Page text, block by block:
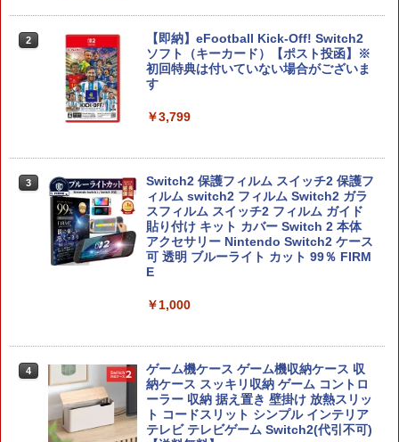
2
【即納】eFootball Kick-Off! Switch2
ソフト（キーカード）【ポスト投函】※
初回特典は付いていない場合がございま
す
￥3,799
3
Switch2 保護フィルム スイッチ2 保護フ
ィルム switch2 フィルム Switch2 ガラ
スフィルム スイッチ2 フィルム ガイド
貼り付け キット カバー Switch 2 本体
アクセサリー Nintendo Switch2 ケース
可 透明 ブルーライト カット 99％ FIRM
E
￥1,000
4
ゲーム機ケース ゲーム機収納ケース 収
納ケース スッキリ収納 ゲーム コントロ
ーラー 収納 据え置き 壁掛け 放熱スリッ
ト コードスリット シンプル インテリア
テレビ テレビゲーム Switch2(代引不可)